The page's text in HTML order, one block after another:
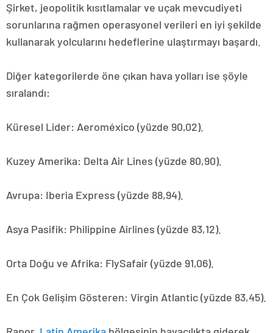
Şirket, jeopolitik kısıtlamalar ve uçak mevcudiyeti
sorunlarına rağmen operasyonel verileri en iyi şekilde
kullanarak yolcularını hedeflerine ulaştırmayı başardı.
Diğer kategorilerde öne çıkan hava yolları ise şöyle
sıralandı:
Küresel Lider: Aeroméxico (yüzde 90,02).
Kuzey Amerika: Delta Air Lines (yüzde 80,90).
Avrupa: Iberia Express (yüzde 88,94).
Asya Pasifik: Philippine Airlines (yüzde 83,12).
Orta Doğu ve Afrika: FlySafair (yüzde 91,06).
En Çok Gelişim Gösteren: Virgin Atlantic (yüzde 83,45).